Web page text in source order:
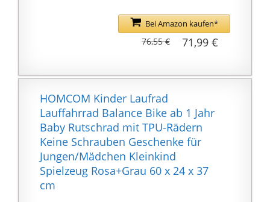
: ASTM F963-11, EN71
Zertifizierung beim TÜV
geprüft.135 Grad
Stürte zu vermeiden.
"Bananensattel" gibt
sicheren Halt und
Schubimpulse.
Ebenfalls clever: das
rutschfeste Trittbrett,
um zwischendurch die
Füße abzustellen.
SICHER: Wissen Sie Ihr
Kind rundum geschützt.
Bei Amazon kaufen*
71,99 €
76,55 €
HOMCOM Kinder Laufrad
Lauffahrrad Balance Bike ab 1 Jahr
Baby Rutschrad mit TPU-Rädern
Keine Schrauben Geschenke für
Jungen/Mädchen Kleinkind
Spielzeug Rosa+Grau 60 x 24 x 37
cm